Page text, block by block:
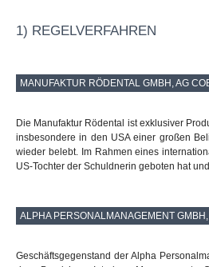
1) REGELVERFAHREN
MANUFAKTUR RÖDENTAL GMBH, AG
Die Manufaktur Rödental ist exklusiver
insbesondere in den USA einer großen
wieder belebt. Im Rahmen eines
US-Tochter der Schuldnerin geboten hat
ALPHA PERSONALMANAGEMENT
Geschäftsgegenstand der Alpha